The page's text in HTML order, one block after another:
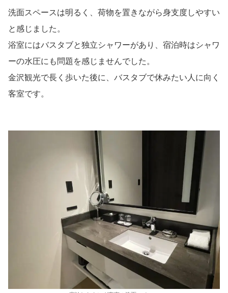
洗面スペースは明るく、荷物を置きながら身支度しやすい
と感じました。
浴室にはバスタブと独立シャワーがあり、宿泊時はシャワ
ーの水圧にも問題を感じませんでした。
金沢観光で長く歩いた後に、バスタブで休みたい人に向く
客室です。